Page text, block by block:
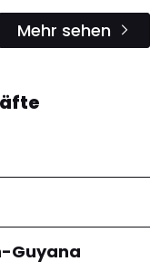
Mehr sehen
Tiranës
Guyana